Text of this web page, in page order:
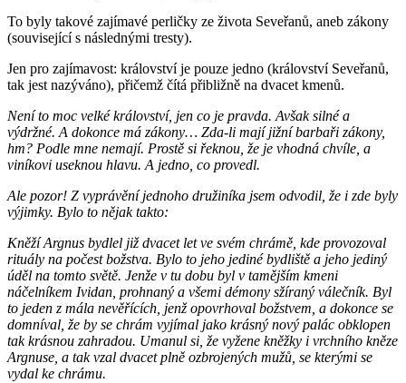
To byly takové zajímavé perličky ze života Seveřanů, aneb zákony
(související s následnými tresty).
Jen pro zajímavost: království je pouze jedno (království Seveřanů,
tak jest nazýváno), přičemž čítá přibližně na dvacet kmenů.
Není to moc velké království, jen co je pravda. Avšak silné a
výdržné. A dokonce má zákony… Zda-li mají jižní barbaři zákony,
hm? Podle mne nemají. Prostě si řeknou, že je vhodná chvíle, a
viníkovi useknou hlavu. A jedno, co provedl.
Ale pozor! Z vyprávění jednoho družiníka jsem odvodil, že i zde byly
výjimky. Bylo to nějak takto:
Kněží Argnus bydlel již dvacet let ve svém chrámě, kde provozoval
rituály na počest božstva. Bylo to jeho jediné bydliště a jeho jediný
úděl na tomto světě. Jenže v tu dobu byl v tamějším kmeni
náčelníkem Ividan, prohnaný a všemi démony sžíraný válečník. Byl
to jeden z mála nevěřících, jenž opovrhoval božstvem, a dokonce se
domníval, že by se chrám vyjímal jako krásný nový palác obklopen
tak krásnou zahradou. Umanul si, že vyžene kněžky i vrchního kněze
Argnuse, a tak vzal dvacet plně ozbrojených mužů, se kterými se
vydal ke chrámu.